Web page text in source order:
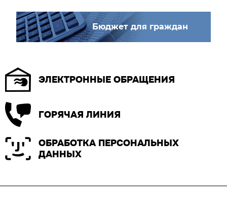
Бюджет для граждан
ЭЛЕКТРОННЫЕ ОБРАЩЕНИЯ
ГОРЯЧАЯ ЛИНИЯ
ОБРАБОТКА ПЕРСОНАЛЬНЫХ
ДАННЫХ